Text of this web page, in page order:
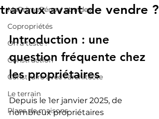
MaPrimeRénov' et aides
Copropriétés
On a testé !
Construction
Construire avec l'architecte
Le terrain
Plans de maisons
travaux avant de vendre ?
Introduction : une
question fréquente chez
les propriétaires
Depuis le 1er janvier 2025, de
nombreux propriétaires